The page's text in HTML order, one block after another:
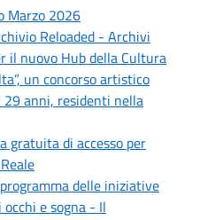
Marzo 2026
Reloaded - Archivi
il nuovo Hub della Cultura
un concorso artistico
anni, residenti nella
gratuita di accesso per
delle iniziative
e sogna - Il